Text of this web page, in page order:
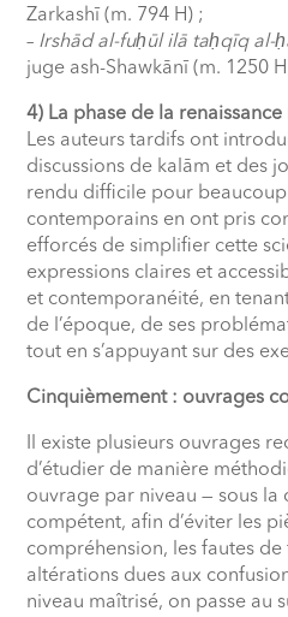
Zarkashī (m. 794 H) ;
– Irshād al-fuḥūl ilā taḥqīq al-ḥ
juge ash-Shawkānī (m. 1250
4) La phase de la
Les auteurs tardifs ont
discussions de kalām et des
rendu difficile pour beaucoup
contemporains en ont pris
efforcés de simplifier cette
expressions claires et
et contemporanéité, en
de l’époque, de ses
tout en s’appuyant sur des
Cinquièmement : ouvrages
Il existe plusieurs ouvrages
d’étudier de manière
ouvrage par niveau — sous la
compétent, afin d’éviter les
compréhension, les fautes
altérations dues aux
niveau maîtrisé, on passe au